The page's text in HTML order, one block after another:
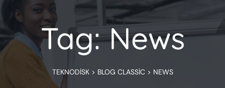
Tag: News
TEKNODISK> BLOG CLASSIC> NEWS